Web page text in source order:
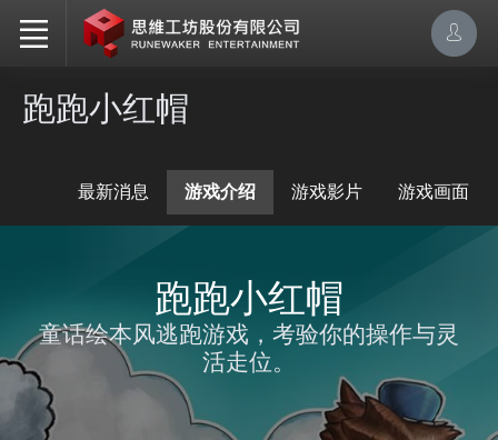
跑跑小红帽
最新消息 游戏介绍 游戏影片 游戏画面
跑跑小红帽
童话绘本风逃跑游戏，考验你的操作与灵
活走位。